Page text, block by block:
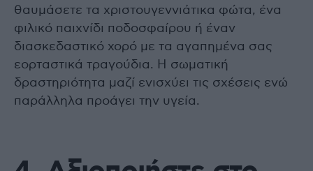
θαυμάσετε τα χριστουγεννιάτικα φώτα, ένα
φιλικό παιχνίδι ποδοσφαίρου ή έναν
διασκεδαστικό χορό με τα αγαπημένα σας
εορταστικά τραγούδια. Η σωματική
δραστηριότητα μαζί ενισχύει τις σχέσεις ενώ
παράλληλα προάγει την υγεία.